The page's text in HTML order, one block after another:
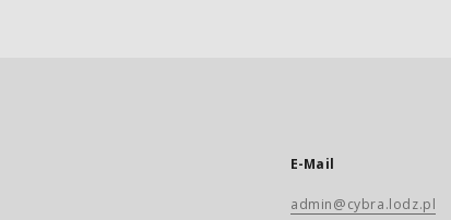
E-Mail
admin@cybra.lodz.pl